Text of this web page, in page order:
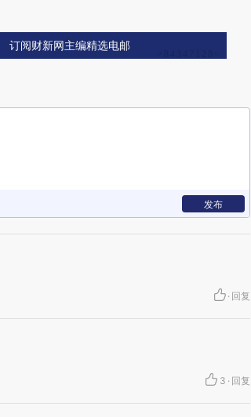
订阅财新网主编精选电邮
发布
· 回复
3 · 回复